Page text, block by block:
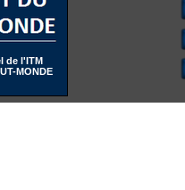
de l'ITM
de l'ITM
MONDE